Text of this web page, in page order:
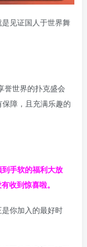
见证国人于世界舞
誉世界的扑克盛会
障，且充满乐趣的
手软的福利大放
收到惊喜啦。
是你加入的最好时